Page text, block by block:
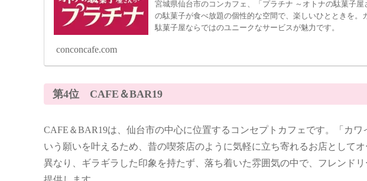
宮城県仙台市のコンカフェ、「プラチナ ～オトナの駄菓子屋
の駄菓子が食べ放題の個性的な空間で、楽しいひとときを。
駄菓子屋ならではのユニークなサービスが魅力です。
conconcafe.com
第4位 CAFE＆BAR19
CAFE＆BAR19は、仙台市の中心に位置するコンセプトカフェです。「カ
いう願いを叶えるため、昔の喫茶店のように気軽に立ち寄れるお店として
異なり、ギラギラした印象を持たず、落ち着いた雰囲気の中で、フレンド